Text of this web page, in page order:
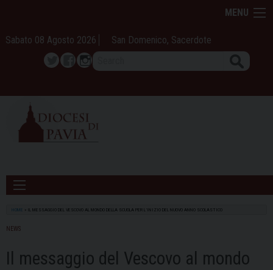
content
MENU
Sabato 08 Agosto 2026 San Domenico, Sacerdote
TwitterFacebook
Instagram
HOME IL MESSAGGIO DEL VESCOVO AL MONDO DELLA SCUOLA PER L’INIZIO DEL NUOVO ANNO SCOLASTICO
NEWS
Il messaggio del Vescovo al mondo